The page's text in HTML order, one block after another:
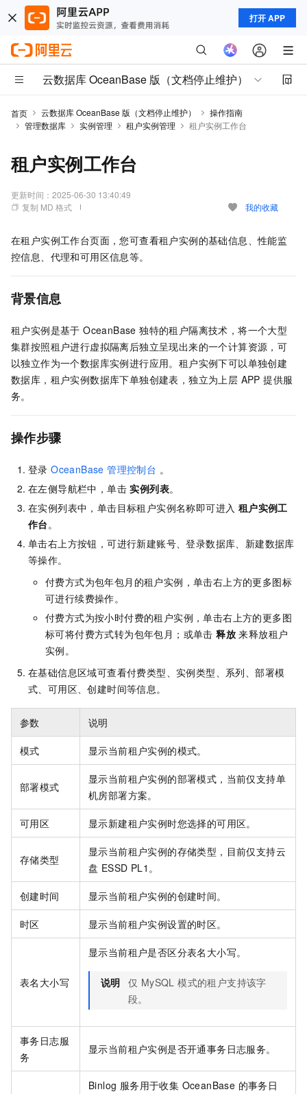
打开 APP
云数据库 OceanBase 版（文档停止维护）
首页 云数据库 OceanBase 版（文档停止维护）
操作指南
管理数据库
实例管理 租户实例管理 租户实例工作台
租户实例工作台
更新时间： 2025-06-30 13:40:49
复制 MD 格式
我的收藏
在租户实例工作台页面，您可查看租户实例的基础信息、性能监
控信息、代理和可用区信息等。
背景信息
租户实例是基于 OceanBase 独特的租户隔离技术，将一个大型
集群按照租户进行虚拟隔离后独立呈现出来的一个计算资源，可
以独立作为一个数据库实例进行应用。租户实例下可以单独创建
数据库，租户实例数据库下单独创建表，独立为上层 APP 提供服
务。
操作步骤
登录OceanBase 管理控制台 。
在左侧导航栏中，单击实例列表。
在实例列表中，单击目标租户实例名称即可进入 租户实例工
作台。
单击右上方按钮，可进行新建账号、登录数据库、新建数据库
等操作。
付费方式为包年包月的租户实例，单击右上方的更多图标
可进行续费操作。
付费方式为按小时付费的租户实例，单击右上方的更多图
标可将付费方式转为包年包月；或单击释放 来释放租户
实例。
在基础信息区域可查看付费类型、实例类型、系列、部署模
式、可用区、创建时间等信息。
参数 说明
模式 显示当前租户实例的模式。
部署模式
显示当前租户实例的部署模式，当前仅支持单
机房部署方案。
可用区 显示新建租户实例时您选择的可用区。
存储类型
显示当前租户实例的存储类型，目前仅支持云
盘 ESSD PL1。
创建时间 显示当前租户实例的创建时间。
时区 显示当前租户实例设置的时区。
表名大小写
显示当前租户是否区分表名大小写。
说明 仅 MySQL 模式的租户支持该字
段。
事务日志服
务
显示当前租户实例是否开通事务日志服务。
Binlog 服务用于收集 OceanBase 的事务日